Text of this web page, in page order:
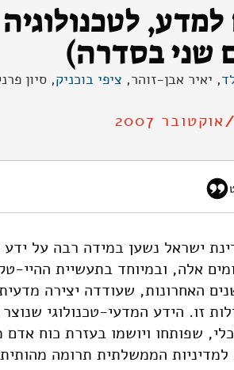
שני בסדרה)
, יאיר אבן-זוהר, ציפי בוכניק, סיון
אוקטובר 2007
ס׳, ושומאף, מ׳ (2007). מדדים למדע, לטכנולוגיה ולחדשנות בישראל: תשתית נתונים השוואתית (פרסום שני בסדרה). מוסד שמואל נאמן.
ישראל נשען במידה רבה על ידע
אלה, ובמיוחד בתעשיית ההיי-
40 השנים האחרונות, שעודדה יצירה
זו. הידע המדעי-טכנולוגי
שפותחו ויושמו בעזרת כוח אדם
הממשלתית תרומה